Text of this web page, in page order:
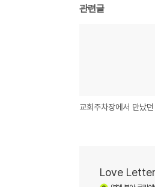
관련글
교회주차장에서 만났
Love Letter